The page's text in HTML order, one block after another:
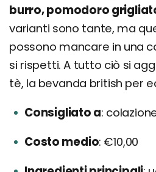
burro, pomodoro
varianti sono tante, ma
possono mancare in una
si rispetti. A tutto ciò si
tè, la bevanda british per
Consigliato a
Costo medio €10,00